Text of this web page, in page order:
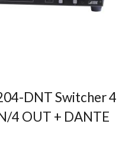
DNT Switcher 4
4 OUT + DANTE